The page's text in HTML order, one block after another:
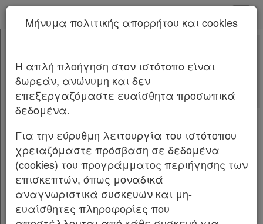
Κεφαλίδα
Σώμα
Υπογραφές
Νέα υπηρεσία Kodiko Assistant.Περισσότερα
Υπ. Απόφαση 99/2025/2026
Αριθμ.99/2025ΦΕΚ Β 3/08.01.2026
Έγκριση χημικής διασκορπιστικής ουσίας
πετρελαιοκηλίδων 3ης γενιάς τύπου 3,
DISPERSER-LT.
Ο ΥΦΥΠΟΥΡΓΟΣ ΕΘΝΙΚΗΣ ΟΙΚΟΝΟΜΙΑΣ ΚΑΙ
ΟΙΚΟΝΟΜΙΚΩΝ
Έχοντας υπόψη:
Μήνυμα πολιτικής απορρήτου και cookies
H απλή πλοήγηση στον ιστότοπο είναι
δωρεάν, ανώνυμη και δεν
επεξεργαζόμαστε ευαίσθητα προσωπικά
δεδομένα.
Για την εύρυθμη λειτουργία του ιστότοπου
χρειαζόμαστε πρόσβαση σε δεδομένα
(cookies) του προγράμματος περιήγησης των
επισκεπτών, όπως μοναδικά
αναγνωριστικά συσκευών και μη-
ευαίσθητες πληροφορίες που